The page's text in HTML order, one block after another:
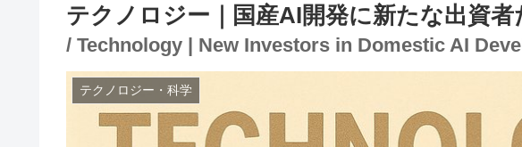
テクノロジー｜国産AI開発に新たな出資者
/ Technology | New Investors in Domestic AI
テクノロジー・科学